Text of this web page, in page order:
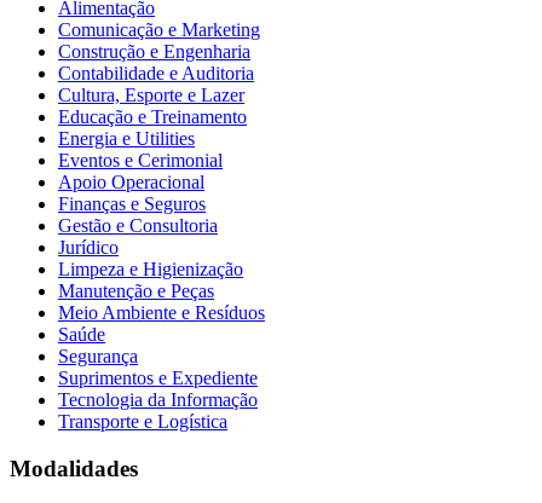
Alimentação
Comunicação e Marketing
Construção e Engenharia
Contabilidade e Auditoria
Cultura, Esporte e Lazer
Educação e Treinamento
Energia e Utilities
Eventos e Cerimonial
Apoio Operacional
Finanças e Seguros
Gestão e Consultoria
Jurídico
Limpeza e Higienização
Manutenção e Peças
Meio Ambiente e Resíduos
Saúde
Segurança
Suprimentos e Expediente
Tecnologia da Informação
Transporte e Logística
Modalidades